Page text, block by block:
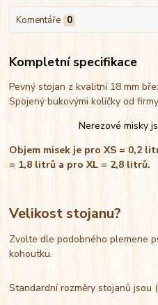
Komentáře 0
Kompletní specifikace
Pevný stojan z kvalitní 18 mm
Spojený bukovými kolíčky od
Nerezové misky
Objem misek je pro XS = 0,2
= 1,8 litrů a pro XL = 2,8 litrů.
Velikost stojanu?
Zvolte dle podobného plemene
kohoutku.
Standardní rozměry stojanů jsou